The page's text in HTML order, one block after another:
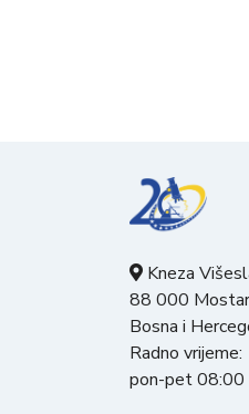
Kneza
88 000
Bosna i
Radno vrijeme:
pon-pet 08:00